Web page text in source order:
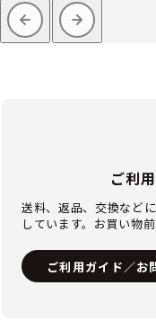
ご利
送料、返品、交換など
しています。お買い物
ご利用ガイド／お